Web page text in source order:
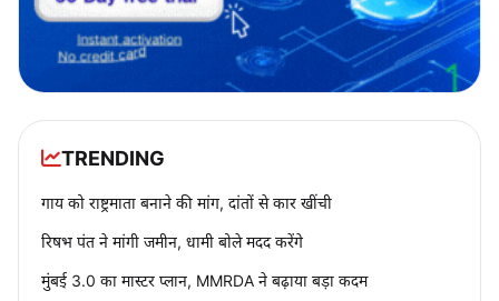
TRENDING
गाय को राष्ट्रमाता बनाने की मांग, दांतों से कार खींची
रिषभ पंत ने मांगी जमीन, धामी बोले मदद करेंगे
मुंबई 3.0 का मास्टर प्लान, MMRDA ने बढ़ाया बड़ा कदम